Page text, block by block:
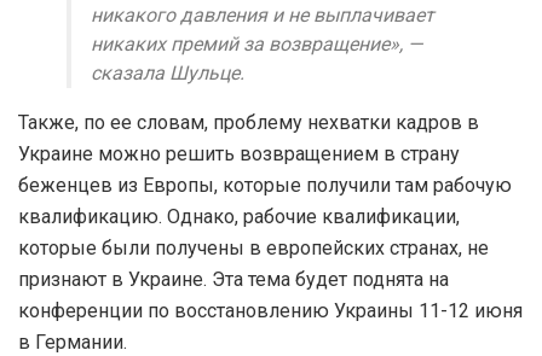
никакого давления и не выплачивает
никаких премий за возвращение», —
сказала Шульце.
Также, по ее словам, проблему нехватки кадров в
Украине можно решить возвращением в страну
беженцев из Европы, которые получили там рабочую
квалификацию. Однако, рабочие квалификации,
которые были получены в европейских странах, не
признают в Украине. Эта тема будет поднята на
конференции по восстановлению Украины 11-12 июня
в Германии.